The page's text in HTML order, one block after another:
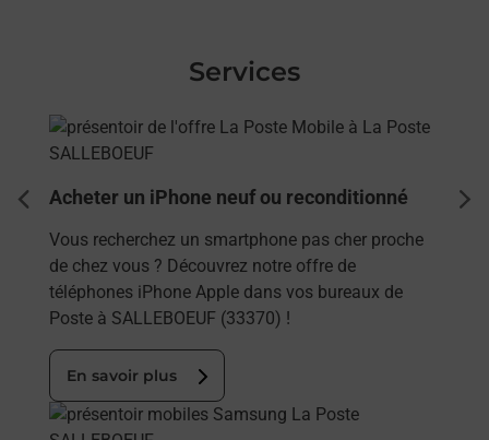
Services
En savoir plus
Acheter un iPhone neuf ou reconditionné
Vous recherchez un smartphone pas cher proche
de chez vous ? Découvrez notre offre de
téléphones iPhone Apple dans vos bureaux de
Poste à SALLEBOEUF (33370) !
En savoir plus
En savoir plus